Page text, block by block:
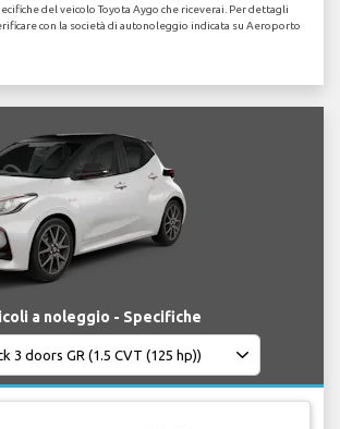
del veicolo Toyota Aygo che riceverai. Per dettagli
con la società di autonoleggio indicata su Aeroporto
a noleggio - Specifiche